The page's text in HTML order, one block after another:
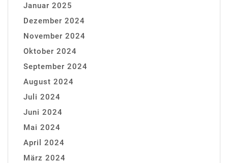
Januar 2025
Dezember 2024
November 2024
Oktober 2024
September 2024
August 2024
Juli 2024
Juni 2024
Mai 2024
April 2024
März 2024